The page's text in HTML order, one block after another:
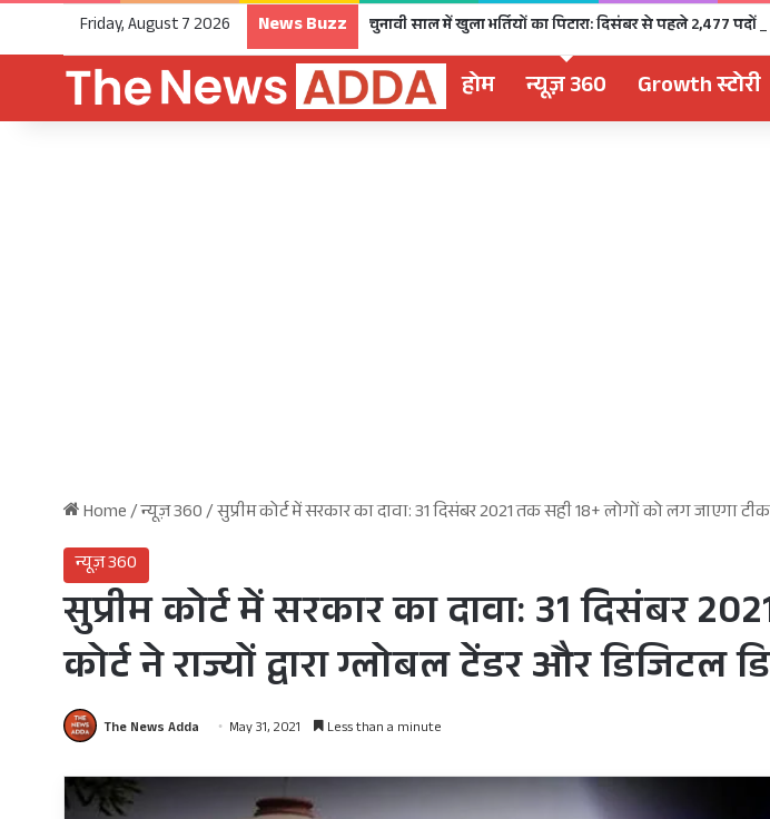
Friday, August 7 2026 News Buzz
होम न्यूज़ 360 Growth स्टोरी
Home/न्यूज़ 360/सुप्रीम कोर्ट में सरकार का दावा: 31 दिसंबर 2021 तक सही 18+ लोगों को लग जाएगा
न्यूज़ 360
सुप्रीम कोर्ट में सरकार का दावा: 31 दिसंबर
कोर्ट ने राज्यों द्वारा ग्लोबल टेंडर और
The News Adda May 31, 2021 Less than a minute